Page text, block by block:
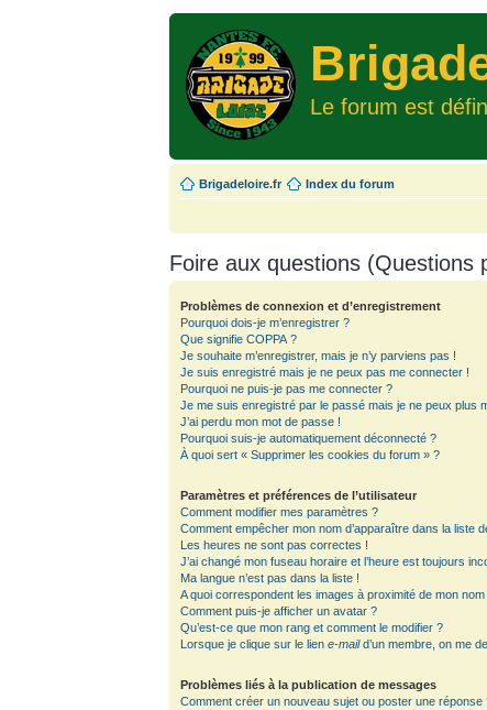
Le forum est
Brigadeloire.fr Index du forum
Foire aux questions (Questions
Problèmes de connexion et d’enregistrement
Pourquoi dois-je m’enregistrer ?
Que signifie COPPA ?
Je souhaite m’enregistrer, mais je n’y parviens pas !
Je suis enregistré mais je ne peux pas me connecter !
Pourquoi ne puis-je pas me connecter ?
Je me suis enregistré par le passé mais je ne peux plus
J’ai perdu mon mot de passe !
Pourquoi suis-je automatiquement déconnecté ?
À quoi sert « Supprimer les cookies du forum » ?
Paramètres et préférences de l’utilisateur
Comment modifier mes paramètres ?
Comment empêcher mon nom d’apparaître dans la liste
Les heures ne sont pas correctes !
J’ai changé mon fuseau horaire et l’heure est toujours
Ma langue n’est pas dans la liste !
A quoi correspondent les images à proximité de mon nom
Comment puis-je afficher un avatar ?
Qu’est-ce que mon rang et comment le modifier ?
Lorsque je clique sur le liene-maild’un membre, on me
Problèmes liés à la publication de messages
Comment créer un nouveau sujet ou poster une réponse